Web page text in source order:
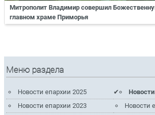
Митрополит Владимир совершил
главном храме Приморья
Меню раздела
Новости епархии 2025
Новости епархии 2023
Новости